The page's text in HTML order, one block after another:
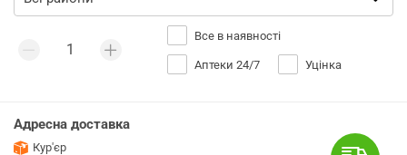
Все в наявності
Аптеки 24/7 Уцінка
Адресна доставка
Кур'єр